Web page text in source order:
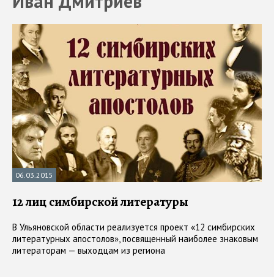
06.03.2015
12 лиц симбирской литературы
В Ульяновской области реализуется проект «12 симбирских
литературных апостолов», посвященный наиболее знаковым
литераторам — выходцам из региона